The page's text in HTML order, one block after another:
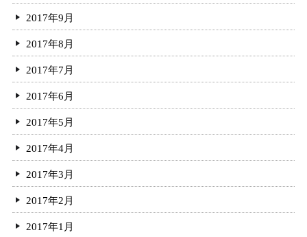
2017年9月
2017年8月
2017年7月
2017年6月
2017年5月
2017年4月
2017年3月
2017年2月
2017年1月